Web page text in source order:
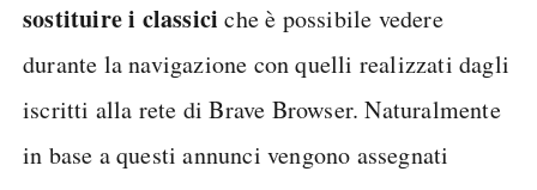
sostituire i classici che è possibile vedere
durante la navigazione con quelli realizzati dagli
iscritti alla rete di Brave Browser. Naturalmente
in base a questi annunci vengono assegnati